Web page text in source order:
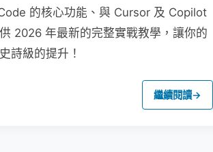
的核心功能、與 Cursor 及 Copilot
2026 年最新的完整實戰教學，讓你的
詩級的提升！
繼續閱讀→